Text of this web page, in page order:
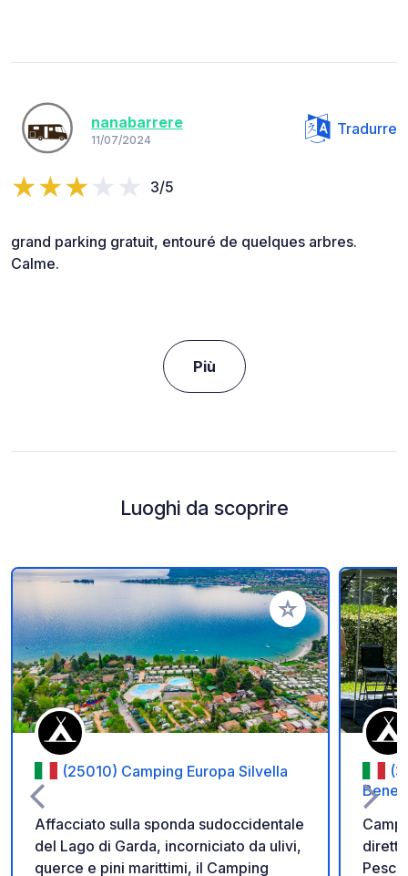
nanabarrere
11/07/2024
Tradurre
3/5
grand parking gratuit, entouré de quelques arbres.
Calme.
Più
Luoghi da scoprire
Aggiungi ai tuoi
(25010) Camping Europa Silvella
Affacciato sulla sponda sudoccidentale
del Lago di Garda, incorniciato da ulivi,
querce e pini marittimi, il Camping